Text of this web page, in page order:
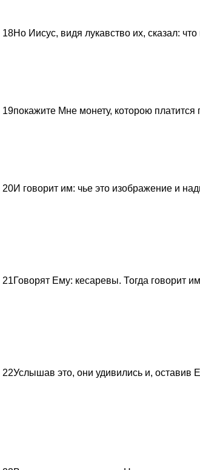
18Но Иисус, видя лукавство их, сказал:
19покажите Мне монету, которою
20И говорит им: чье это изображение и
21Говорят Ему: кесаревы. Тогда говорит
22Услышав это, они удивились и, оставив